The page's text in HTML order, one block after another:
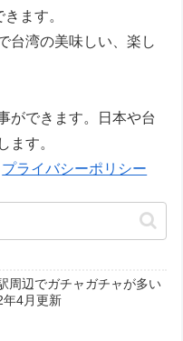
ます。
台湾の美味しい、楽し
ができます。日本や台
ます。
プライバシーポリシー
周辺でガチャガチャが多い
4月更新